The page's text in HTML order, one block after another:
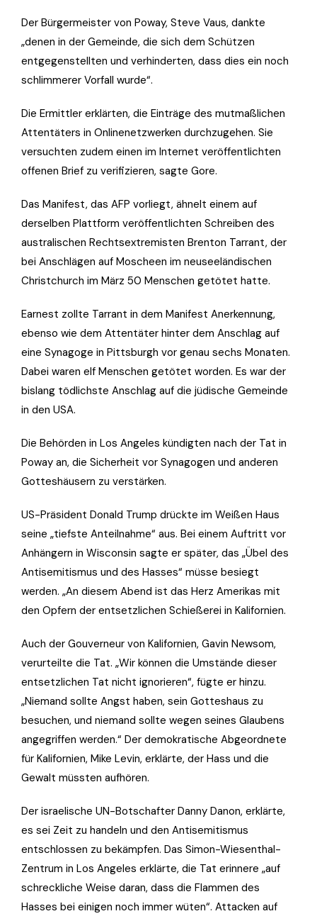
Der Bürgermeister von Poway, Steve Vaus, dankte
„denen in der Gemeinde, die sich dem Schützen
entgegenstellten und verhinderten, dass dies ein noch
schlimmerer Vorfall wurde“.
Die Ermittler erklärten, die Einträge des mutmaßlichen
Attentäters in Onlinenetzwerken durchzugehen. Sie
versuchten zudem einen im Internet veröffentlichten
offenen Brief zu verifizieren, sagte Gore.
Das Manifest, das AFP vorliegt, ähnelt einem auf
derselben Plattform veröffentlichten Schreiben des
australischen Rechtsextremisten Brenton Tarrant, der
bei Anschlägen auf Moscheen im neuseeländischen
Christchurch im März 50 Menschen getötet hatte.
Earnest zollte Tarrant in dem Manifest Anerkennung,
ebenso wie dem Attentäter hinter dem Anschlag auf
eine Synagoge in Pittsburgh vor genau sechs Monaten.
Dabei waren elf Menschen getötet worden. Es war der
bislang tödlichste Anschlag auf die jüdische Gemeinde
in den USA.
Die Behörden in Los Angeles kündigten nach der Tat in
Poway an, die Sicherheit vor Synagogen und anderen
Gotteshäusern zu verstärken.
US-Präsident Donald Trump drückte im Weißen Haus
seine „tiefste Anteilnahme“ aus. Bei einem Auftritt vor
Anhängern in Wisconsin sagte er später, das „Übel des
Antisemitismus und des Hasses“ müsse besiegt
werden. „An diesem Abend ist das Herz Amerikas mit
den Opfern der entsetzlichen Schießerei in Kalifornien.
Auch der Gouverneur von Kalifornien, Gavin Newsom,
verurteilte die Tat. „Wir können die Umstände dieser
entsetzlichen Tat nicht ignorieren“, fügte er hinzu.
„Niemand sollte Angst haben, sein Gotteshaus zu
besuchen, und niemand sollte wegen seines Glaubens
angegriffen werden.“ Der demokratische Abgeordnete
für Kalifornien, Mike Levin, erklärte, der Hass und die
Gewalt müssten aufhören.
Der israelische UN-Botschafter Danny Danon, erklärte,
es sei Zeit zu handeln und den Antisemitismus
entschlossen zu bekämpfen. Das Simon-Wiesenthal-
Zentrum in Los Angeles erklärte, die Tat erinnere „auf
schreckliche Weise daran, dass die Flammen des
Hasses bei einigen noch immer wüten“. Attacken auf